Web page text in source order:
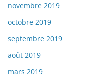
novembre 2019
octobre 2019
septembre 2019
août 2019
mars 2019